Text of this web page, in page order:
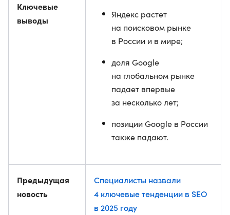
Ключевые
выводы
Яндекс растет
на поисковом рынке
в России и в мире;
доля Google
на глобальном рынке
падает впервые
за несколько лет;
позиции Google в России
также падают.
Предыдущая
новость
Специалисты назвали
4 ключевые тенденции в SEO
в 2025 году